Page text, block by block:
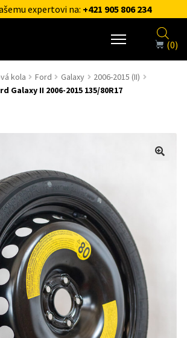
expertovi na: +421 905 806 234
(0)
kola Ford Galaxy
2006-2015 (II)
Galaxy II 2006-2015 135/80R17